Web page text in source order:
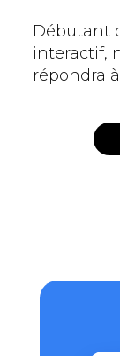
Débutant
interactif,
répondra